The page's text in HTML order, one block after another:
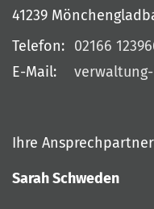
41239
Telefon: 02166
E-Mail:
Ihre
Sarah Schweden